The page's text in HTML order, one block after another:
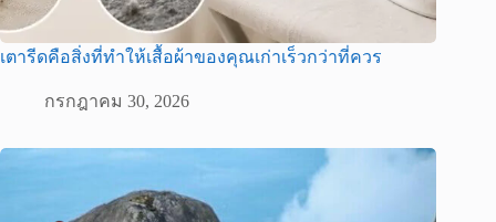
เตารีดคือสิ่งที่ทำให้เสื้อผ้าของคุณเก่าเร็วกว่าที่ควร
กรกฎาคม 30, 2026